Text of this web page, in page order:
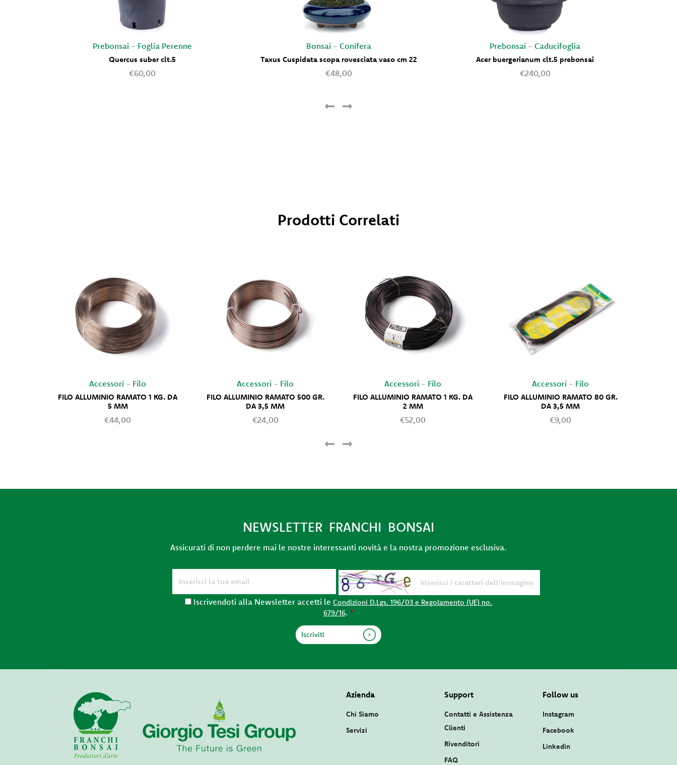
Prebonsai- Foglia Perenne
Quercus suber clt.5
€60,00
Bonsai- Conifera
Taxus Cuspidata scopa rovesciata vaso cm 22
€48,00
Prebonsai - Caducifoglia
Acer buergerianum clt.5 prebonsai
€240,00
Prodotti Correlati
Accessori - Filo
FILO ALLUMINIO RAMATO 1 KG. DA
5 MM
€44,00
Accessori - Filo
FILO ALLUMINIO RAMATO 500 GR.
DA 3,5 MM
€24,00
Accessori - Filo
FILO ALLUMINIO RAMATO 1 KG. DA
2 MM
€52,00
Accessori - Filo
FILO ALLUMINIO RAMATO 80 GR.
DA 3,5 MM
€9,00
NEWSLETTER FRANCHI BONSAI
Assicurati di non perdere mai le nostre interessanti novità e la nostra promozione esclusiva.
Iscrivendoti alla Newsletter accetti le Condizioni D.Lgs. 196/03 e Regolamento (UE) no.
679/16. *
Azienda
Chi Siamo
Servizi
Support
Contatti e Assistenza
Clienti
Rivenditori
FAQ
Follow us
Instagram
Facebook
Linkedin